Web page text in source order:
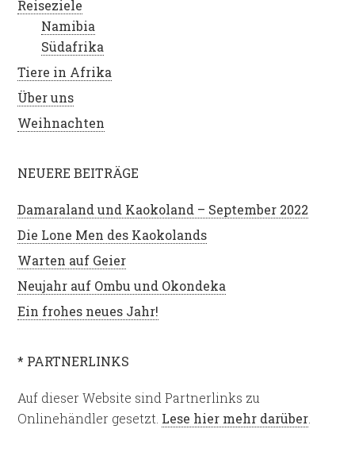
Reiseziele
Namibia
Südafrika
Tiere in Afrika
Über uns
Weihnachten
NEUERE BEITRÄGE
Damaraland und Kaokoland – September 2022
Die Lone Men des Kaokolands
Warten auf Geier
Neujahr auf Ombu und Okondeka
Ein frohes neues Jahr!
* PARTNERLINKS
Auf dieser Website sind Partnerlinks zu
Onlinehändler gesetzt. Lese hier mehr darüber